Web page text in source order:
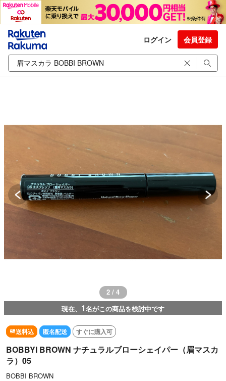
ログイン 会員登録
2 / 4
現在、 1名がこの商品を検討中です
送料込 匿名配送 すぐに購入可
BOBBYI BROWN ナチュラルブローシェイパー（眉マスカ
ラ）05
BOBBI BROWN